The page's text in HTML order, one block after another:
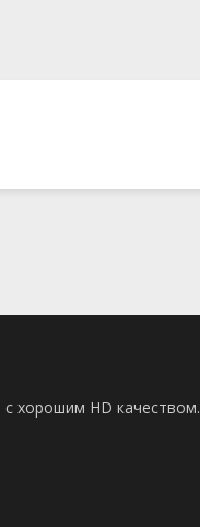
хорошим HD качеством.